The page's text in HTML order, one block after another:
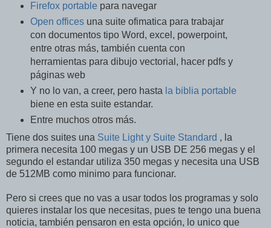
Firefox portable para navegar
Open officesuna suite ofimatica para trabajar
con documentos tipo Word, excel, powerpoint,
entre otras más, también cuenta con
herramientas para dibujo vectorial, hacer pdfs y
páginas web
Y no lo van, a creer, pero hasta la biblia portable
biene en esta suite estandar.
Entre muchos otros más.
Tiene dos suites una Suite Light y Suite Standard , la
primera necesita 100 megas y un USB DE 256 megas y el
segundo el estandar utiliza 350 megas y necesita una USB
de 512MB como minimo para funcionar.
Pero si crees que no vas a usar todos los programas y solo
quieres instalar los que necesitas, pues te tengo una buena
noticia, también pensaron en esta opción, lo unico que